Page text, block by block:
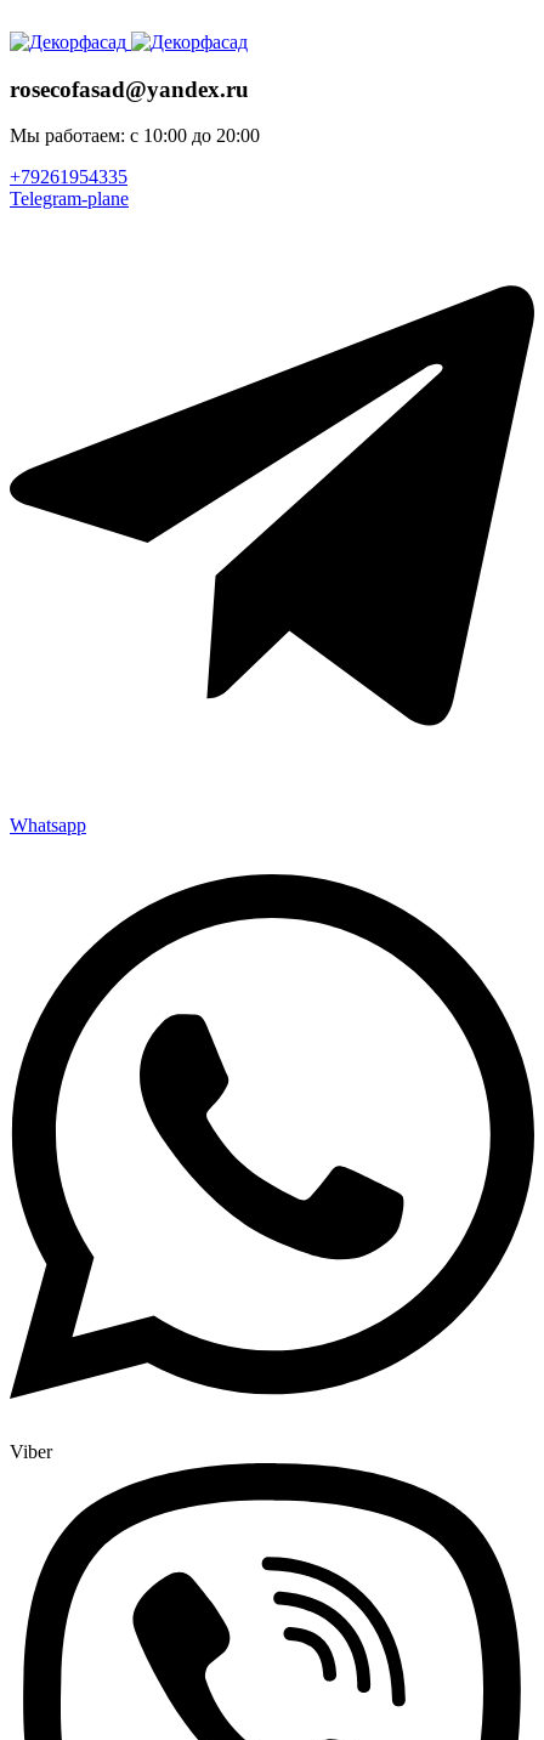
rosecofasad@yandex.ru
Мы работаем: с 10:00 до 20:00
+79261954335
Telegram-plane
Whatsapp
Viber